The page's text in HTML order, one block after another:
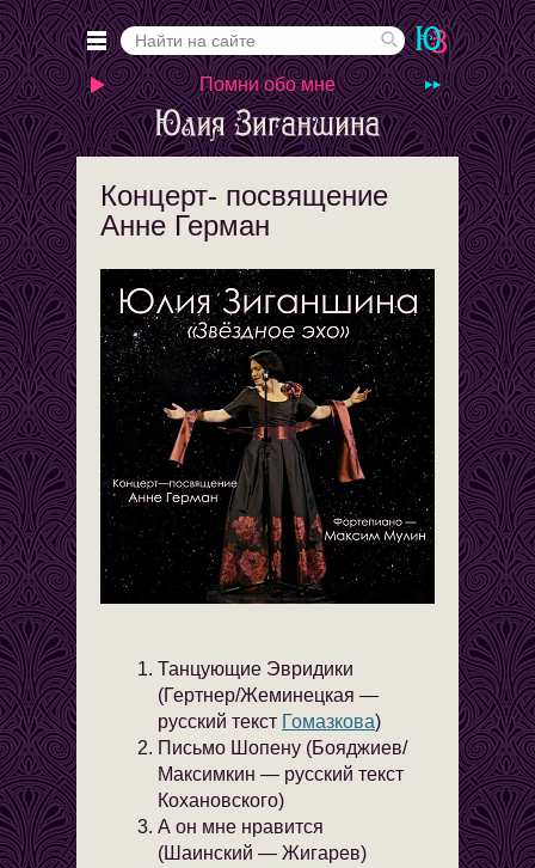
Помни обо мне
Концерт- посвящение
Анне Герман
Танцующие Эвридики
(Гертнер/Жеминецкая —
русский текст Гомазкова)
Письмо Шопену (Бояджиев/
Максимкин — русский текст
Кохановского)
А он мне нравится
(Шаинский — Жигарев)